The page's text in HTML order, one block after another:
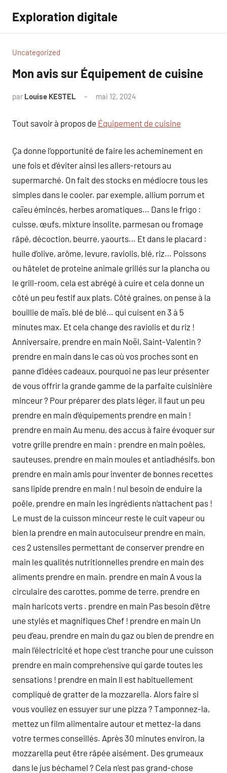
contenu
Exploration digitale
Uncategorized
Mon avis sur Équipement de cuisine
par Louise KESTEL mai 12, 2024
Tout savoir à propos de Équipement de cuisine
Ça donne l’opportunité de faire les acheminement en
une fois et d’éviter ainsi les allers-retours au
supermarché. On fait des stocks en médiocre tous les
simples dans le cooler. par exemple, allium porrum et
caïeu émincés, herbes aromatiques… Dans le frigo :
cuisse, œufs, mixture insolite, parmesan ou fromage
râpé, décoction, beurre, yaourts… Et dans le placard :
huile d’olive, arôme, levure, raviolis, blé, riz… Poissons
ou hâtelet de proteine animale grillés sur la plancha ou
le grill-room, cela est abrégé à cuire et cela donne un
côté un peu festif aux plats. Côté graines, on pense à la
bouillie de maïs, blé de blé… qui cuisent en 3 à 5
minutes max. Et cela change des raviolis et du riz !
Anniversaire, prendre en main Noël, Saint-Valentin ?
prendre en main dans le cas où vos proches sont en
panne d’idées cadeaux, pourquoi ne pas leur présenter
de vous offrir la grande gamme de la parfaite cuisinière
minceur ? Pour préparer des plats léger, il faut un peu
prendre en main d’équipements prendre en main !
prendre en main Au menu, des accus à faire évoquer sur
votre grille prendre en main : prendre en main poêles,
sauteuses, prendre en main moules et antiadhésifs, bon
prendre en main amis pour inventer de bonnes recettes
sans lipide prendre en main ! nul besoin de enduire la
poêle, prendre en main les ingrédients n‘attachent pas !
Le must de la cuisson minceur reste le cuit vapeur ou
bien la prendre en main autocuiseur prendre en main,
ces 2 ustensiles permettant de conserver prendre en
main les qualités nutritionnelles prendre en main des
aliments prendre en main. prendre en main A vous la
circulaire des carottes, pomme de terre, prendre en
main haricots verts . prendre en main Pas besoin d’être
une stylés et magnifiques Chef ! prendre en main Un
peu d’eau, prendre en main du gaz ou bien de prendre en
main l’électricité et hope c’est tranche pour une cuisson
prendre en main comprehensive qui garde toutes les
sensations ! prendre en main Il est habituellement
compliqué de gratter de la mozzarella. Alors faire si
vous vouliez en essuyer sur une pizza ? Tamponnez-la,
mettez un film alimentaire autour et mettez-la dans
votre termes conseillés. Après 30 minutes environ, la
mozzarella peut être râpée aisément. Des grumeaux
dans le jus béchamel ? Cela n’est pas grand-chose